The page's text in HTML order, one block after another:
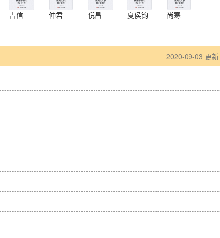
吉信 仲君 倪昌 夏侯钧 尚寒
2020-09-03 更新